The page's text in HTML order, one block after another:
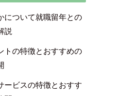
について就職留年との
説
トの特徴とおすすめの
ービスの特徴とおすす